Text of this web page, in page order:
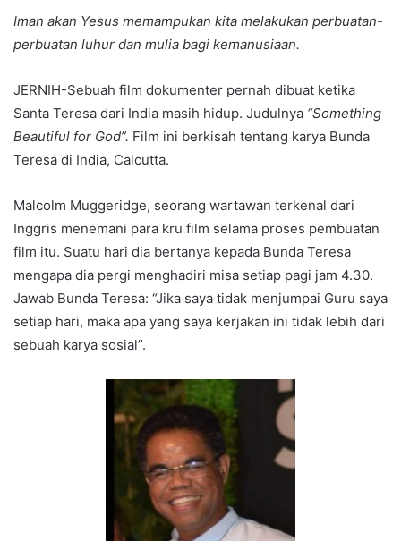
Iman akan Yesus memampukan kita melakukan perbuatan-
perbuatan luhur dan mulia bagi kemanusiaan.
JERNIH-Sebuah film dokumenter pernah dibuat ketika
Santa Teresa dari India masih hidup. Judulnya “Something
Beautiful for God”. Film ini berkisah tentang karya Bunda
Teresa di India, Calcutta.
Malcolm Muggeridge, seorang wartawan terkenal dari
Inggris menemani para kru film selama proses pembuatan
film itu. Suatu hari dia bertanya kepada Bunda Teresa
mengapa dia pergi menghadiri misa setiap pagi jam 4.30.
Jawab Bunda Teresa: “Jika saya tidak menjumpai Guru saya
setiap hari, maka apa yang saya kerjakan ini tidak lebih dari
sebuah karya sosial”.